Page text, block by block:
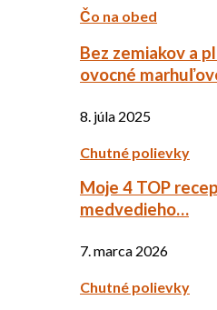
Čo na obed
Bez zemiakov a
ovocné
8. júla 2025
Chutné polievky
Moje 4 TOP
medvedieho…
7. marca 2026
Chutné polievky